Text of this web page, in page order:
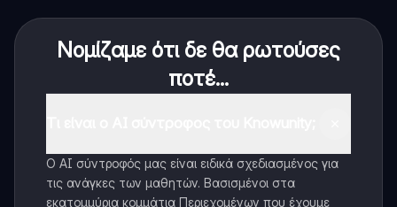
Νομίζαμε ότι δε θα ρωτούσες
ποτέ...
Ο AI σύντροφός μας είναι ειδικά σχεδιασμένος για
τις ανάγκες των μαθητών. Βασισμένοι στα
εκατομμύρια κομμάτια Περιεχομένων που έχουμε